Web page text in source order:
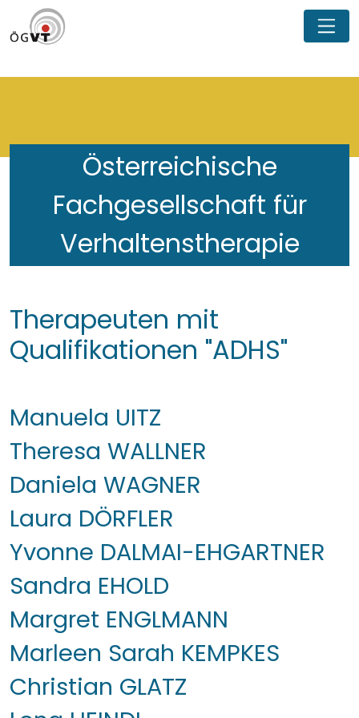
Österreichische
Fachgesellschaft für
Verhaltenstherapie
Therapeuten mit
Qualifikationen "ADHS"
Manuela UITZ
Theresa WALLNER
Daniela WAGNER
Laura DÖRFLER
Yvonne DALMAI-EHGARTNER
Sandra EHOLD
Margret ENGLMANN
Marleen Sarah KEMPKES
Christian GLATZ